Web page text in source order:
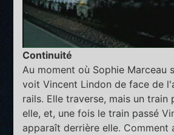
Continuité
Au moment où Sophie Marceau
voit Vincent Lindon de face de
rails. Elle traverse, mais un train
elle, et, une fois le train passé
apparaît derrière elle. Comment